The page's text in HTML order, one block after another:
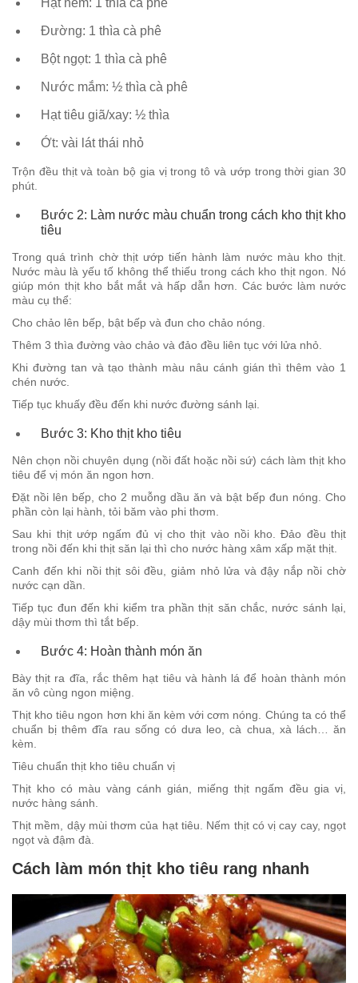
Hạt nêm: 1 thìa cà phê
Đường: 1 thìa cà phê
Bột ngọt: 1 thìa cà phê
Nước mắm: ½ thìa cà phê
Hạt tiêu giã/xay: ½ thìa
Ớt: vài lát thái nhỏ
Trộn đều thịt và toàn bộ gia vị trong tô và ướp trong thời gian 30
phút.
Bước 2: Làm nước màu chuẩn trong cách kho thịt kho
tiêu
Trong quá trình chờ thịt ướp tiến hành làm nước màu kho thịt.
Nước màu là yếu tố không thể thiếu trong cách kho thịt ngon. Nó
giúp món thịt kho bắt mắt và hấp dẫn hơn. Các bước làm nước
màu cụ thể:
Cho chảo lên bếp, bật bếp và đun cho chảo nóng.
Thêm 3 thìa đường vào chảo và đảo đều liên tục với lửa nhỏ.
Khi đường tan và tạo thành màu nâu cánh gián thì thêm vào 1
chén nước.
Tiếp tục khuấy đều đến khi nước đường sánh lại.
Bước 3: Kho thịt kho tiêu
Nên chọn nồi chuyên dụng (nồi đất hoặc nồi sứ) cách làm thịt kho
tiêu để vị món ăn ngon hơn.
Đặt nồi lên bếp, cho 2 muỗng dầu ăn và bật bếp đun nóng. Cho
phần còn lại hành, tỏi băm vào phi thơm.
Sau khi thịt ướp ngấm đủ vị cho thịt vào nồi kho. Đảo đều thịt
trong nồi đến khi thịt săn lại thì cho nước hàng xâm xấp mặt thịt.
Canh đến khi nồi thịt sôi đều, giảm nhỏ lửa và đậy nắp nồi chờ
nước cạn dần.
Tiếp tục đun đến khi kiểm tra phần thịt săn chắc, nước sánh lại,
dậy mùi thơm thì tắt bếp.
Bước 4: Hoàn thành món ăn
Bày thịt ra đĩa, rắc thêm hạt tiêu và hành lá để hoàn thành món
ăn vô cùng ngon miệng.
Thịt kho tiêu ngon hơn khi ăn kèm với cơm nóng. Chúng ta có thể
chuẩn bị thêm đĩa rau sống có dưa leo, cà chua, xà lách… ăn
kèm.
Tiêu chuẩn thịt kho tiêu chuẩn vị
Thịt kho có màu vàng cánh gián, miếng thịt ngấm đều gia vị,
nước hàng sánh.
Thịt mềm, dậy mùi thơm của hạt tiêu. Nếm thịt có vị cay cay, ngọt
ngọt và đậm đà.
Cách làm món thịt kho tiêu rang nhanh